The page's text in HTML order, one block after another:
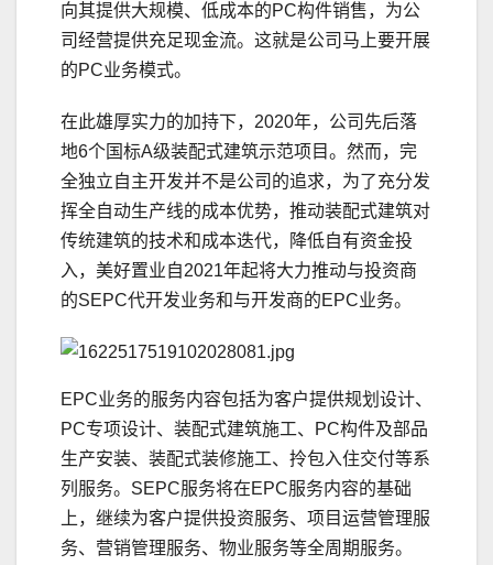
向其提供大规模、低成本的PC构件销售，为公
司经营提供充足现金流。这就是公司马上要开展
的PC业务模式。
在此雄厚实力的加持下，2020年，公司先后落
地6个国标A级装配式建筑示范项目。然而，完
全独立自主开发并不是公司的追求，为了充分发
挥全自动生产线的成本优势，推动装配式建筑对
传统建筑的技术和成本迭代，降低自有资金投
入，美好置业自2021年起将大力推动与投资商
的SEPC代开发业务和与开发商的EPC业务。
EPC业务的服务内容包括为客户提供规划设计、
PC专项设计、装配式建筑施工、PC构件及部品
生产安装、装配式装修施工、拎包入住交付等系
列服务。SEPC服务将在EPC服务内容的基础
上，继续为客户提供投资服务、项目运营管理服
务、营销管理服务、物业服务等全周期服务。